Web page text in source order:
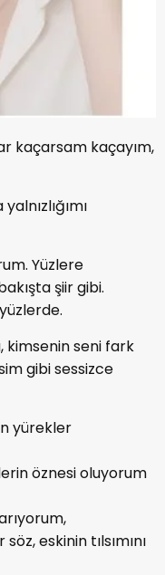
kaçarsam kaçayım,
Yüzlere
şiir gibi.
kimsenin seni fark
gibi sessizce
yürekler
öznesi oluyorum
eskinin tılsımını